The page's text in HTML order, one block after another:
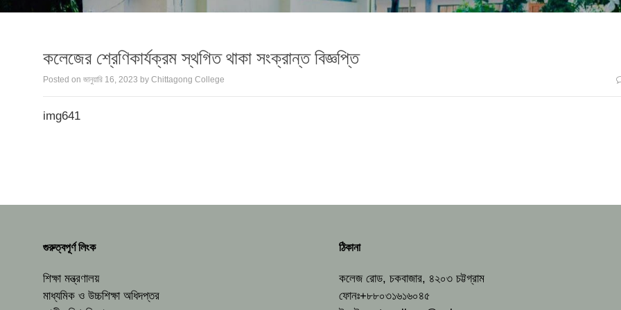
কলেজের শ্রেণিকার্যক্রম স্থগিত থাকা সংক্রান্ত বিজ্ঞপ্তি
Posted on জানুয়ারি 16, 2023 by Chittagong College
img641
গুরুত্বপূর্ণ লিংক
শিক্ষা মন্ত্রণালয়
মাধ্যমিক ও উচ্চশিক্ষা অধিদপ্তর
ঠিকানা
কলেজ রোড, চকবাজার, ৪২০৩ চট্টগ্রাম
ফোনঃ+৮৮০৩১৬১৬০৪৫